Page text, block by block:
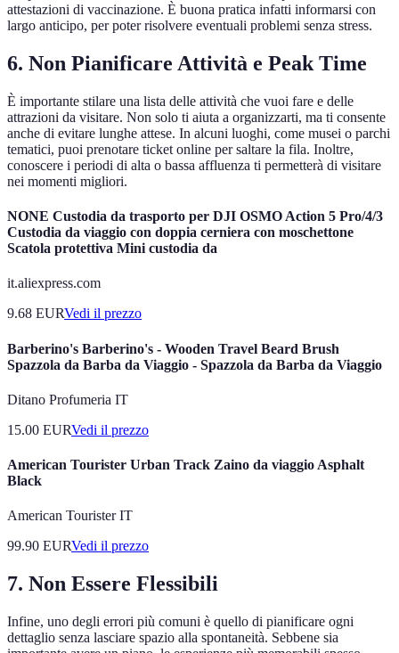
attestazioni di vaccinazione. È buona pratica infatti informarsi con
largo anticipo, per poter risolvere eventuali problemi senza stress.
6. Non Pianificare Attività e Peak Time
È importante stilare una lista delle attività che vuoi fare e delle
attrazioni da visitare. Non solo ti aiuta a organizzarti, ma ti consente
anche di evitare lunghe attese. In alcuni luoghi, come musei o parchi
tematici, puoi prenotare ticket online per saltare la fila. Inoltre,
conoscere i periodi di alta o bassa affluenza ti permetterà di visitare
nei momenti migliori.
NONE Custodia da trasporto per DJI OSMO Action 5 Pro/4/3
Custodia da viaggio con doppia cerniera con moschettone
Scatola protettiva Mini custodia da
it.aliexpress.com
9.68 EURVedi il prezzo
Barberino's Barberino's - Wooden Travel Beard Brush
Spazzola da Barba da Viaggio - Spazzola da Barba da Viaggio
Ditano Profumeria IT
15.00 EURVedi il prezzo
American Tourister Urban Track Zaino da viaggio Asphalt
Black
American Tourister IT
99.90 EURVedi il prezzo
7. Non Essere Flessibili
Infine, uno degli errori più comuni è quello di pianificare ogni
dettaglio senza lasciare spazio alla spontaneità. Sebbene sia